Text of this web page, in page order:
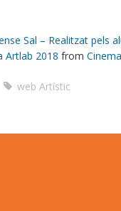
Sal – Realitzat pels
Artlab 2018 from
web Artístic